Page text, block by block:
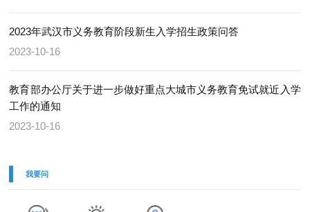
2023年武汉市义务教育阶段新生入学招生政策问答
2023-10-16
教育部办公厅关于进一步做好重点大城市义务教育免试就近入学
工作的通知
2023-10-16
我要问